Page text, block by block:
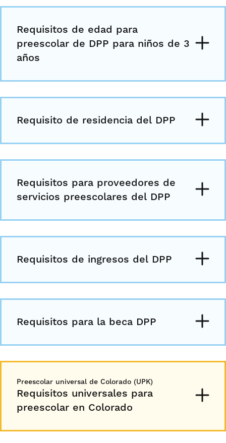
Requisitos de edad para
preescolar de DPP para niños de 3
años
Requisito de residencia del DPP
Requisitos para proveedores de
servicios preescolares del DPP
Requisitos de ingresos del DPP
Requisitos para la beca DPP
Preescolar universal de Colorado (UPK)
Requisitos universales para
preescolar en Colorado